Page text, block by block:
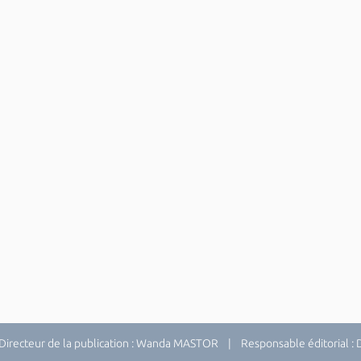
de la publication : Wanda MASTOR | Responsable éditorial :